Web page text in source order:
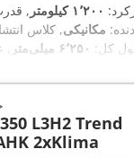
۱٬۲۰۰ کیلومتر ,
مکانیکی, کلاس
کل: ۶٬۲۵۰ میلی‌متر ,
L3H2 Trend
2xKlima